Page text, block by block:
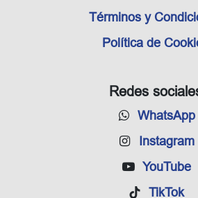
Redes
WhatsApp
Instagram
YouTube
TikTok
Términos y
Política de